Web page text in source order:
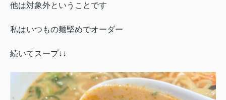
他は対象外ということです
私はいつもの麺堅めでオーダー
続いてスープ↓↓